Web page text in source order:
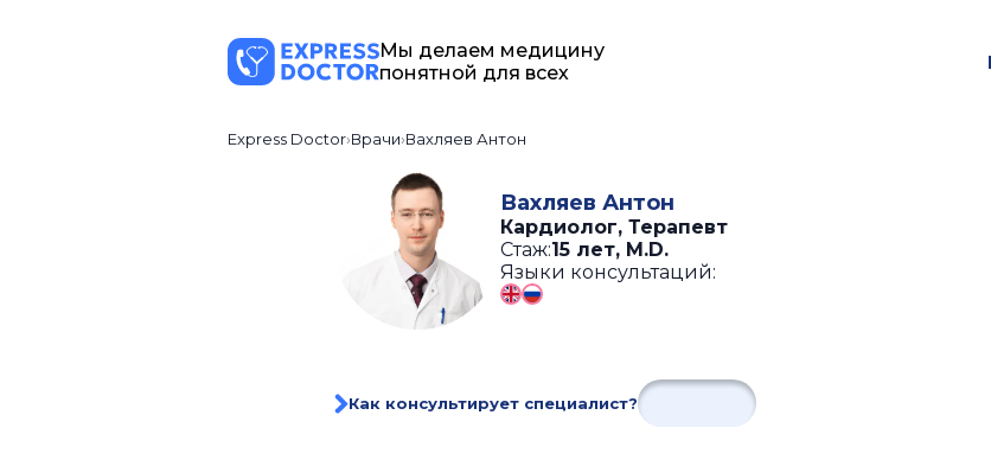
Мы делаем медицину
понятной для всех
Express Doctor Врачи Вахляев Антон
Вахляев Антон
Кардиолог, Терапевт
Стаж:15 лет, M.D.
Языки консультаций:
Как консультирует специалист?